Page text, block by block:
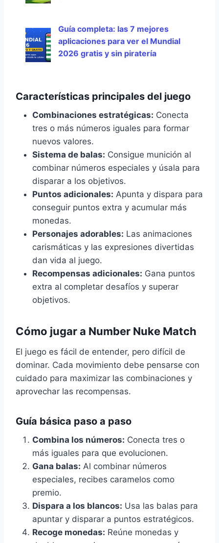
Guía completa: las 7 mejores
aplicaciones para ver el Mundial
2026 gratis y sin piratería
Características principales del juego
Combinaciones estratégicas: Conecta
tres o más números iguales para formar
nuevos valores.
Sistema de balas: Consigue munición al
combinar números especiales y úsala para
disparar a los objetivos.
Puntos adicionales: Apunta y dispara para
conseguir puntos extra y acumular más
monedas.
Personajes adorables: Las animaciones
carismáticas y las expresiones divertidas
dan vida al juego.
Recompensas adicionales: Gana puntos
extra al completar desafíos y superar
objetivos.
Cómo jugar a Number Nuke Match
El juego es fácil de entender, pero difícil de
dominar. Cada movimiento debe pensarse con
cuidado para maximizar las combinaciones y
aprovechar las recompensas.
Guía básica paso a paso
Combina los números: Conecta tres o
más iguales para que evolucionen.
Gana balas: Al combinar números
especiales, recibes caramelos como
premio.
Dispara a los blancos: Usa las balas para
apuntar y disparar a puntos estratégicos.
Recoge monedas: Reúne monedas y